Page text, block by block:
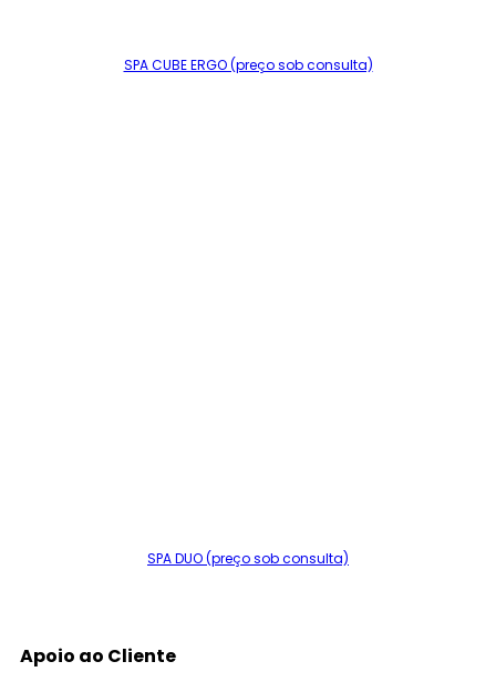
SPA CUBE ERGO (preço sob consulta)
SPA DUO (preço sob consulta)
Apoio ao Cliente